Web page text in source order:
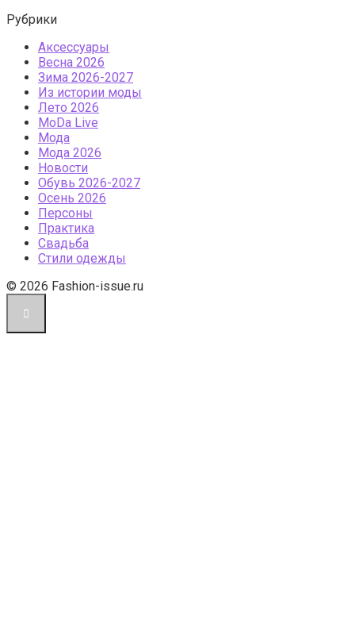
Рубрики
Аксессуары
Весна 2026
Зима 2026-2027
Из истории моды
Лето 2026
МоDа Live
Мода
Мода 2026
Новости
Обувь 2026-2027
Осень 2026
Персоны
Практика
Свадьба
Стили одежды
© 2026 Fashion-issue.ru